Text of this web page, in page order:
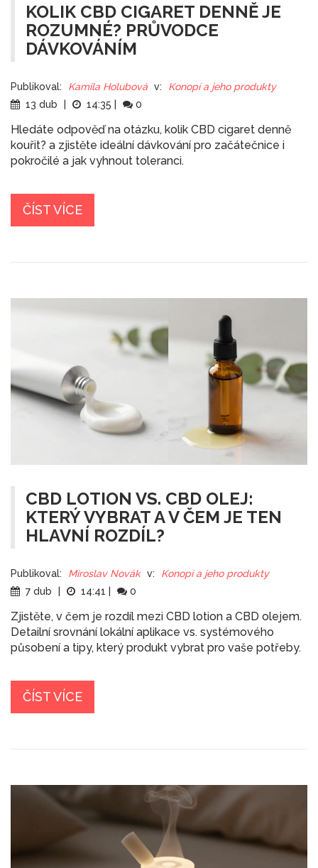
KOLIK CBD CIGARET DENNĚ JE
ROZUMNÉ? PRŮVODCE
DÁVKOVÁNÍM
Publikoval: Kamila Holubová v:
Konopí a jeho produkty
13 dub
14:35 0
Hledáte odpověď na otázku, kolik CBD cigaret denně
kouřit? a zjistěte ideální dávkování pro začátečnice i
pokročilé a jak vyhnout toleranci.
ČÍST VÍCE
CBD LOTION VS. CBD OLEJ:
KTERÝ VYBRAT A V ČEM JE TEN
HLAVNÍ ROZDÍL?
Publikoval: Miroslav Novák v:
Konopí a jeho produkty
7 dub
14:41 0
Zjistěte, v čem je rozdíl mezi CBD lotion a CBD olejem.
Detailní srovnání lokální aplikace vs. systémového
působení a tipy, který produkt vybrat pro vaše potřeby.
ČÍST VÍCE